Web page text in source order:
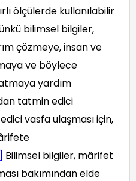
ölçülerde kullanılabilir
bilimsel bilgiler,
çözmeye, insan ve
ve böylece
yardım
tatmin edici
vasfa ulaşması için,
Bilimsel bilgiler, mârifet
bakımından elde